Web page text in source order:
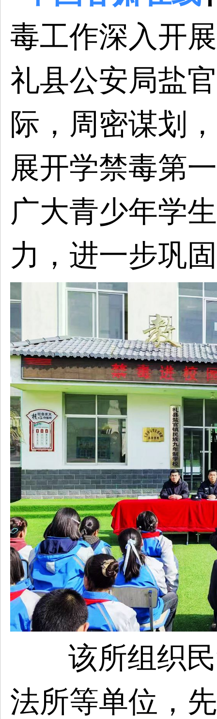
毒工作深入开
礼县公安局盐
际，周密谋划
展开学禁毒第
广大青少年学
力，进一步巩
该所组织
法所等单位，